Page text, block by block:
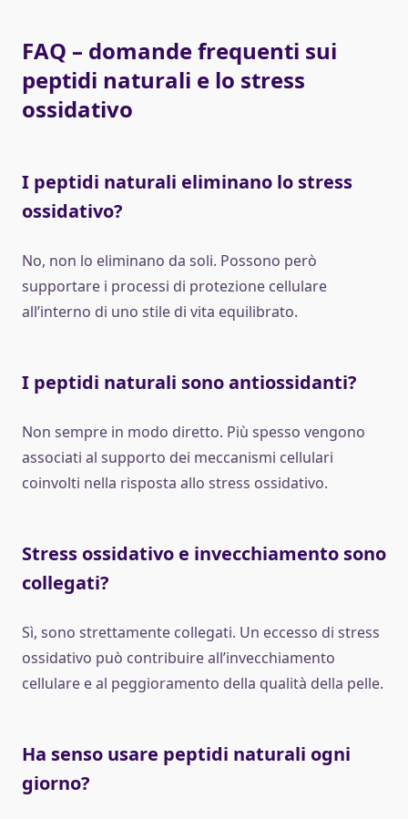
FAQ – domande frequenti sui
peptidi naturali e lo stress
ossidativo
I peptidi naturali eliminano lo stress
ossidativo?
No, non lo eliminano da soli. Possono però
supportare i processi di protezione cellulare
all’interno di uno stile di vita equilibrato.
I peptidi naturali sono antiossidanti?
Non sempre in modo diretto. Più spesso vengono
associati al supporto dei meccanismi cellulari
coinvolti nella risposta allo stress ossidativo.
Stress ossidativo e invecchiamento sono
collegati?
Sì, sono strettamente collegati. Un eccesso di stress
ossidativo può contribuire all’invecchiamento
cellulare e al peggioramento della qualità della pelle.
Ha senso usare peptidi naturali ogni
giorno?